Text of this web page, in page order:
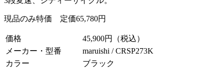
現品のみ特価 定価65,780円
価格
45,900円（税込）
メーカー・型番
maruishi / CRSP273K
カラー
ブラック